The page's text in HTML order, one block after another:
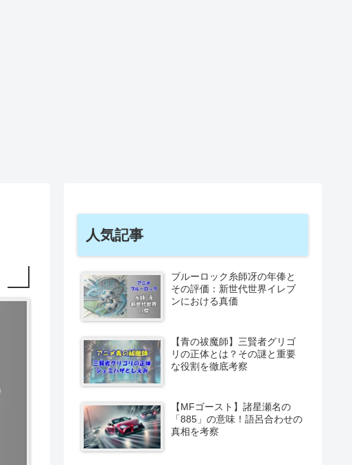
人気記事
ブルーロック糸師冴の年俸と
その評価：新世代世界イレブ
ンにおける真価
【青の祓魔師】三賢者グリゴ
リの正体とは？その謎と重要
な役割を徹底考察
【MFゴースト】諸星瀬名の
「885」の意味！語呂合わせの
真相を考察